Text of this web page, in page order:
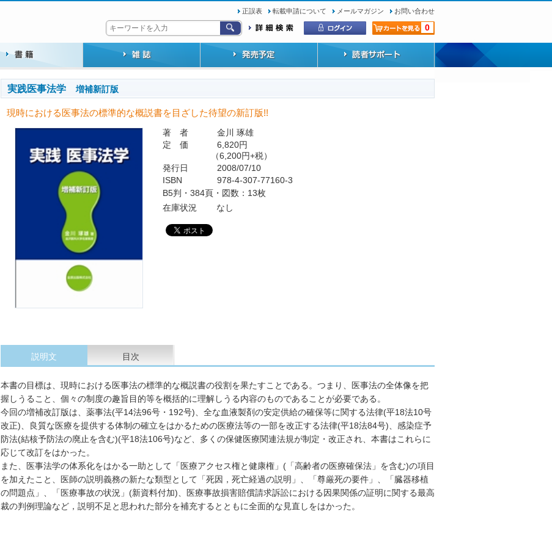
正誤表 転載申請について メールマガジン お問い合わせ
0
実践医事法学 増補新訂版
現時における医事法の標準的な概説書を目ざした待望の新訂版!!
著 者
金川 琢雄
定 価
6,820円
（6,200円+税）
発行日
2008/07/10
ISBN
978-4-307-77160-3
B5判・384頁・図数：13枚
在庫状況
なし
説明文 目次
本書の目標は、現時における医事法の標準的な概説書の役割を果たすことである。つまり、医事法の全体像を把
握しうること、個々の制度の趣旨目的等を概括的に理解しうる内容のものであることが必要である。
今回の増補改訂版は、薬事法(平14法96号・192号)、全な血液製剤の安定供給の確保等に関する法律(平18法10号
改正)、良質な医療を提供する体制の確立をはかるための医療法等の一部を改正する法律(平18法84号)、感染症予
防法(結核予防法の廃止を含む)(平18法106号)など、多くの保健医療関連法規が制定・改正され、本書はこれらに
応じて改訂をはかった。
また、医事法学の体系化をはかる一助として「医療アクセス権と健康権」(「高齢者の医療確保法」を含む)の項目
を加えたこと、医師の説明義務の新たな類型として「死因，死亡経過の説明」、「尊厳死の要件」、「臓器移植
の問題点」、「医療事故の状況」(新資料付加)、医療事故損害賠償請求訴訟における因果関係の証明に関する最高
裁の判例理論など，説明不足と思われた部分を補充するとともに全面的な見直しをはかった。